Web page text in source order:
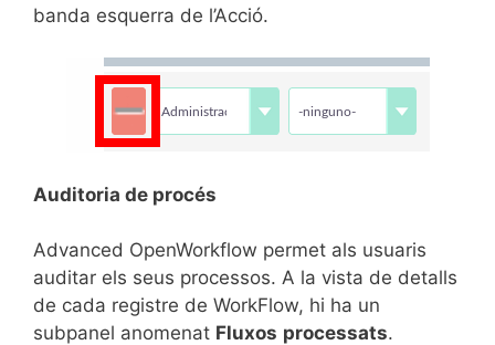
banda esquerra de l’Acció.
Auditoria de procés
Advanced OpenWorkflow permet als usuaris
auditar els seus processos. A la vista de detalls
de cada registre de WorkFlow, hi ha un
subpanel anomenat Fluxos processats.